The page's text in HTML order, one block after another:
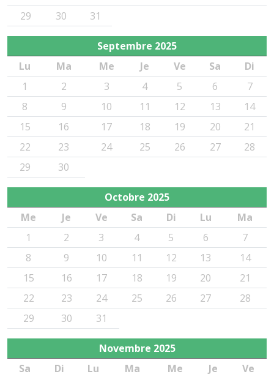
29
30 31
Septembre 2025
Lu
Ma Me Je Ve Sa
Di
1
2 3 4 5 6
7
8
9 10 11 12 13
14
15
16 17 18 19 20
21
22
23 24 25 26 27
28
29
30
Octobre 2025
Me
Je Ve Sa Di Lu
Ma
1
2 3 4 5 6
7
8
9 10 11 12 13
14
15
16 17 18 19 20
21
22
23 24 25 26 27
28
29
30 31
Novembre 2025
Sa
Di Lu Ma Me Je
Ve